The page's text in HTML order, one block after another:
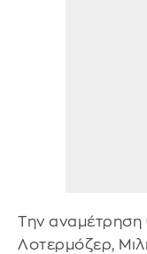
Την αναμέτρηση
Λοτερμόζερ,